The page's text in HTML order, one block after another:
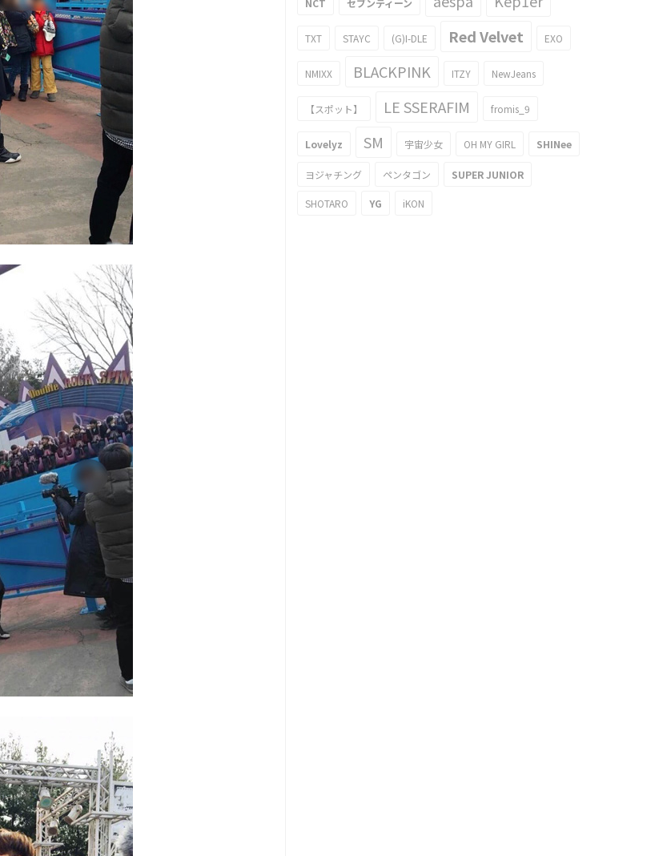
NCT セブンティーン
TXT STAYC (G)I-DLE Red Velvet EXO
NMIXX BLACKPINK ITZY NewJeans
【スポット】 LE SSERAFIM fromis_9
Lovelyz SM 宇宙少女 OH MY GIRL SHINee
ヨジャチング ペンタゴン SUPER JUNIOR
SHOTARO YG iKON